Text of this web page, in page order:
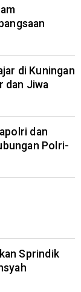
di Kuningan
dan Jiwa
dan
Polri-
Sprindik